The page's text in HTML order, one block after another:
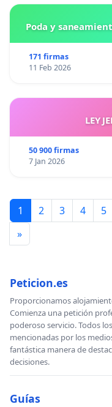
Poda y
171 firmas
11 Feb 2026
LEY
50 900 firmas
7 Jan 2026
1 2 3 4 5
»
Peticion.es
Proporcionamos
Comienza una petición
poderoso servicio. Todos
mencionadas por los
fantástica manera de
decisiones.
Guías